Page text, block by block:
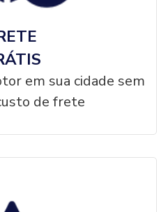
em sua cidade sem
de frete